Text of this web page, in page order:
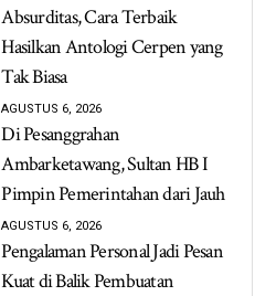
Absurditas, Cara Terbaik
Hasilkan Antologi Cerpen yang
Tak Biasa
AGUSTUS 6, 2026
Di Pesanggrahan
Ambarketawang, Sultan HB I
Pimpin Pemerintahan dari Jauh
AGUSTUS 6, 2026
Pengalaman Personal Jadi Pesan
Kuat di Balik Pembuatan